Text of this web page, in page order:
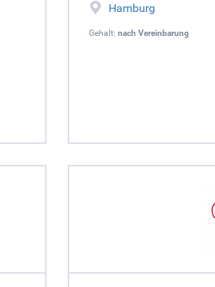
Hamburg
Gehalt: nach Vereinbarung